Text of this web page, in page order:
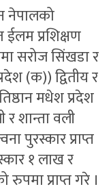
नेपालको
प्रशिक्षण
सरोज सिंखडा र
(क)) द्वितीय र
मधेश प्रदेश
र शान्ता वली
पुरस्कार प्राप्त
१ लाख र
प्राप्त गरे ।